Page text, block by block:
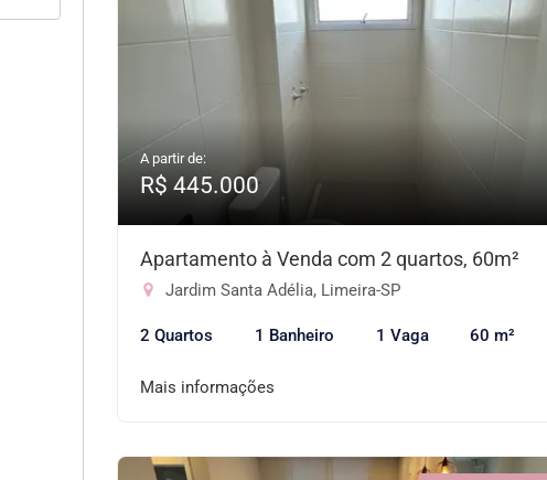
A partir de:
R$ 445.000
Apartamento à Venda com 2 quartos, 60m²
Jardim Santa Adélia, Limeira-SP
2 Quartos 1 Banheiro 1 Vaga 60 m²
Mais informações